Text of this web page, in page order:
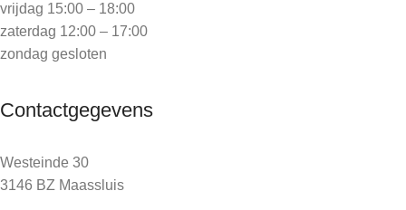
vrijdag 15:00 – 18:00
zaterdag 12:00 – 17:00
zondag gesloten
Contactgegevens
Westeinde 30
3146 BZ Maassluis